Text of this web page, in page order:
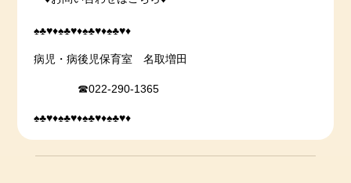
♠️♣️♥️♦️♠️♣️♥️♦️♠️♣️♥️♦️♠️♣️♥️♦️
病児・病後児保育室 名取増田
☎022-290-1365
♠️♣️♥️♦️♠️♣️♥️♦️♠️♣️♥️♦️♠️♣️♥️♦️